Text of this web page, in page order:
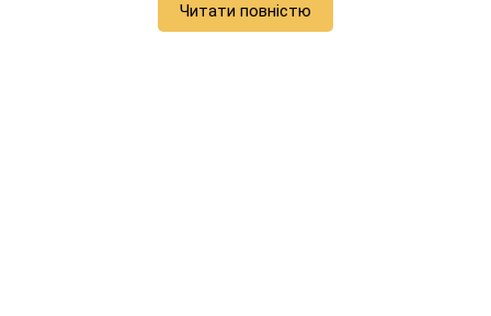
Читати повністю